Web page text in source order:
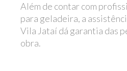
Além de contar com
para geladeira, a
Vila Jataí dá garantia das
obra.